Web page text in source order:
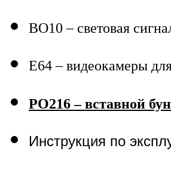
BO10 – световая
E64 – видеокамеры
PO216 – вставной
Инструкция по